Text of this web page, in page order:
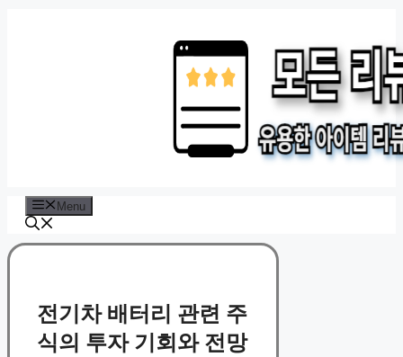
Menu
전기차 배터리 관련 주
식의 투자 기회와 전망